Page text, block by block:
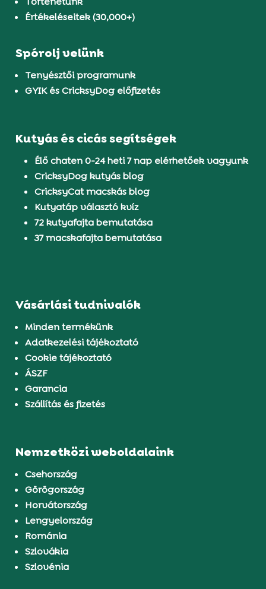
Értékeléseitek (30,000+)
Spórolj velünk
Tenyésztői programunk
GYIK és CricksyDog előfizetés
Kutyás és cicás segítségek
Élő chaten 0-24 heti 7 nap elérhetőek vagyunk
CricksyDog kutyás blog
CricksyCat macskás blog
Kutyatáp választó kvíz
72 kutyafajta bemutatása
37 macskafajta bemutatása
Vásárlási tudnivalók
Minden termékünk
Adatkezelési tájékoztató
Cookie tájékoztató
ÁSZF
Garancia
Szállítás és fizetés
Nemzetközi weboldalaink
Csehország
Görögország
Horvátország
Lengyelország
Románia
Szlovákia
Szlovénia